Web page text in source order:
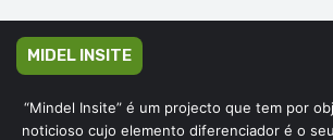
MIDEL INSITE
“Mindel Insite” é um projecto que tem por
noticioso cujo elemento diferenciador é o